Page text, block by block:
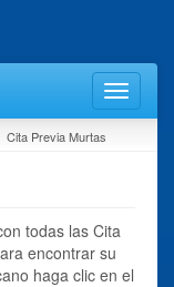
Cita Previa Murtas
todas las Cita
encontrar su
haga clic en el